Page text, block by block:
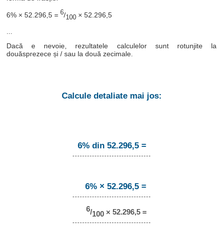
6% × 52.296,5 =6/100 × 52.296,5
Dacă e nevoie, rezultatele calculelor sunt rotunjite la
douăsprezece și / sau la două zecimale.
Calcule detaliate mai jos:
6% din 52.296,5 =
6% × 52.296,5 =
6/100× 52.296,5 =